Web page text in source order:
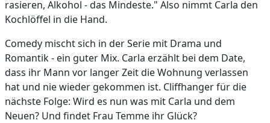
rasieren, Alkohol - das Mindeste." Also nimmt Carla den
Kochlöffel in die Hand.
Comedy mischt sich in der Serie mit Drama und
Romantik - ein guter Mix. Carla erzählt bei dem Date,
dass ihr Mann vor langer Zeit die Wohnung verlassen
hat und nie wieder gekommen ist. Cliffhanger für die
nächste Folge: Wird es nun was mit Carla und dem
Neuen? Und findet Frau Temme ihr Glück?